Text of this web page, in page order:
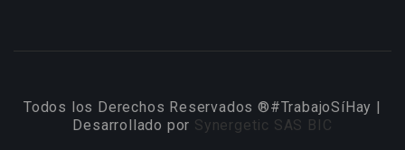
Todos los Derechos Reservados ®#TrabajoSíHay |
Desarrollado por Synergetic SAS BIC